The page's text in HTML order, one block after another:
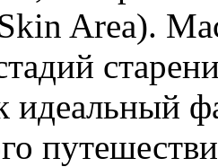
Area).
идеальный